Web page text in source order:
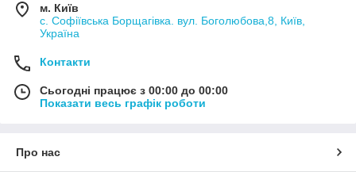
м. Київ
с. Софіївська Борщагівка. вул. Боголюбова,8, Київ,
Україна
Контакти
Сьогодні працює з 00:00 до 00:00
Показати весь графік роботи
Про нас